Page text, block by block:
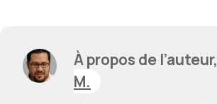
À propos de l’auteur,
M.